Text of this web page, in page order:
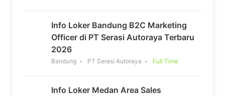
Info Loker Bandung B2C Marketing
Officer di PT Serasi Autoraya Terbaru
2026
Bandung PT Serasi Autoraya Full Time
Info Loker Medan Area Sales